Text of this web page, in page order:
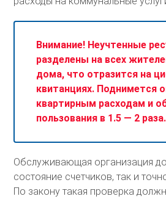
Внимание! Неучтенные
разделены на всех
дома, что отразится на
квитанциях. Поднимется
квартирным расходам и
пользования в 1.5 — 2 раза.
Обслуживающая организация
состояние счетчиков, так и
По закону такая проверка